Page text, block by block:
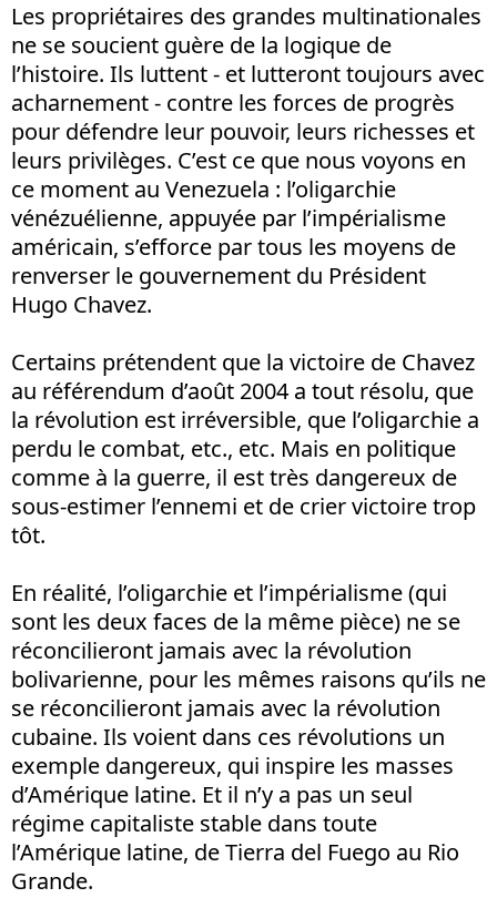
Les propriétaires des grandes multinationales
ne se soucient guère de la logique de
l’histoire. Ils luttent - et lutteront toujours avec
acharnement - contre les forces de progrès
pour défendre leur pouvoir, leurs richesses et
leurs privilèges. C’est ce que nous voyons en
ce moment au Venezuela : l’oligarchie
vénézuélienne, appuyée par l’impérialisme
américain, s’efforce par tous les moyens de
renverser le gouvernement du Président
Hugo Chavez.
Certains prétendent que la victoire de Chavez
au référendum d’août 2004 a tout résolu, que
la révolution est irréversible, que l’oligarchie a
perdu le combat, etc., etc. Mais en politique
comme à la guerre, il est très dangereux de
sous-estimer l’ennemi et de crier victoire trop
tôt.
En réalité, l’oligarchie et l’impérialisme (qui
sont les deux faces de la même pièce) ne se
réconcilieront jamais avec la révolution
bolivarienne, pour les mêmes raisons qu’ils ne
se réconcilieront jamais avec la révolution
cubaine. Ils voient dans ces révolutions un
exemple dangereux, qui inspire les masses
d’Amérique latine. Et il n’y a pas un seul
régime capitaliste stable dans toute
l’Amérique latine, de Tierra del Fuego au Rio
Grande.